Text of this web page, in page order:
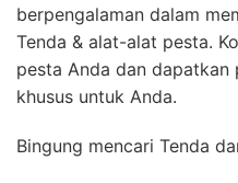
berpengalaman dalam
Tenda & alat-alat pesta.
pesta Anda dan dapatkan
khusus untuk Anda.
Bingung mencari Tenda